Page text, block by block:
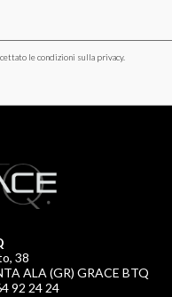
le condizioni sulla privacy.
38
ALA (GR) GRACE BTQ
92 24 24